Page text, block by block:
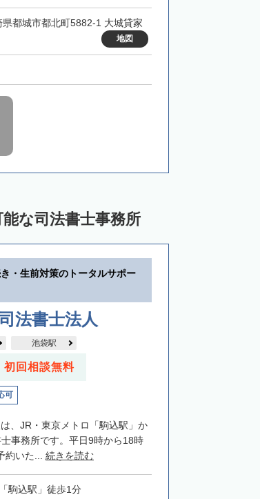
都城市都北町5882-1 大城貸家
地図
な司法書士事務所
・生前対策のトータルサポー
法書士法人
池袋駅
初回相談無料
可
、JR・東京メトロ「駒込駅」か
事務所です。平日9時から18時
約いた... 続きを読む
駒込駅」徒歩1分